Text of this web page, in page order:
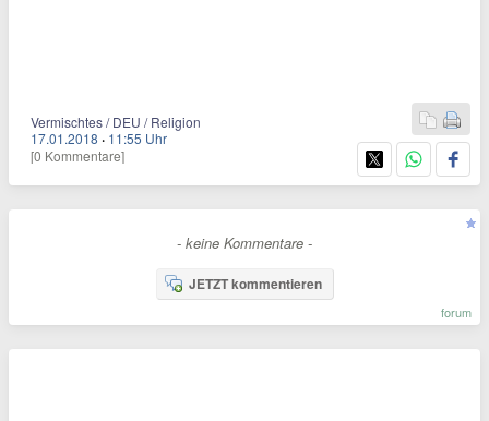
Vermischtes / DEU / Religion
17.01.2018 · 11:55 Uhr
[0 Kommentare]
- keine Kommentare -
JETZT kommentieren
forum